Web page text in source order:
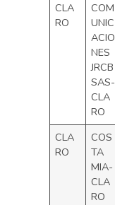
CLA
RO
COM
UNIC
ACIO
NES
JRCB
SAS-
CLA
RO
CLA
RO
COS
TA
MIA-
CLA
RO